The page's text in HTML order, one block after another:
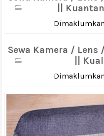
||
Sewa Kamera / Lens
||